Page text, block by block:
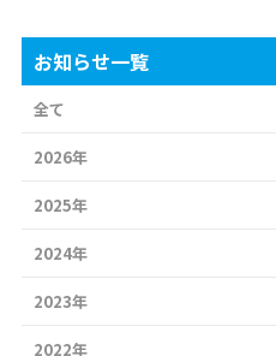
中部 関
お知らせ一覧
全て
2026年
2025年
2024年
2023年
2022年